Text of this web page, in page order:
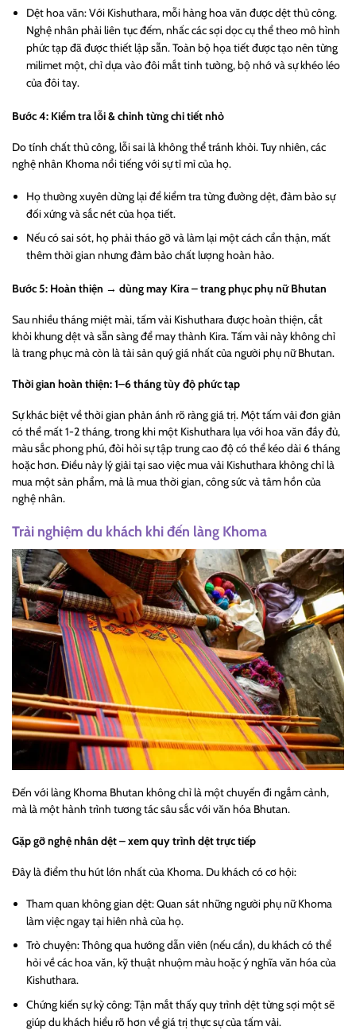
Dệt hoa văn: Với Kishuthara, mỗi hàng hoa văn được dệt thủ công.
Nghệ nhân phải liên tục đếm, nhấc các sợi dọc cụ thể theo mô hình
phức tạp đã được thiết lập sẵn. Toàn bộ họa tiết được tạo nên từng
milimet một, chỉ dựa vào đôi mắt tinh tường, bộ nhớ và sự khéo léo
của đôi tay.
Bước 4: Kiểm tra lỗi & chỉnh từng chi tiết nhỏ
Do tính chất thủ công, lỗi sai là không thể tránh khỏi. Tuy nhiên, các
nghệ nhân Khoma nổi tiếng với sự tỉ mỉ của họ.
Họ thường xuyên dừng lại để kiểm tra từng đường dệt, đảm bảo sự
đối xứng và sắc nét của họa tiết.
Nếu có sai sót, họ phải tháo gỡ và làm lại một cách cẩn thận, mất
thêm thời gian nhưng đảm bảo chất lượng hoàn hảo.
Bước 5: Hoàn thiện → dùng may Kira – trang phục phụ nữ Bhutan
Sau nhiều tháng miệt mài, tấm vải Kishuthara được hoàn thiện, cắt
khỏi khung dệt và sẵn sàng để may thành Kira. Tấm vải này không chỉ
là trang phục mà còn là tài sản quý giá nhất của người phụ nữ Bhutan.
Thời gian hoàn thiện: 1–6 tháng tùy độ phức tạp
Sự khác biệt về thời gian phản ánh rõ ràng giá trị. Một tấm vải đơn giản
có thể mất 1-2 tháng, trong khi một Kishuthara lụa với hoa văn đầy đủ,
màu sắc phong phú, đòi hỏi sự tập trung cao độ có thể kéo dài 6 tháng
hoặc hơn. Điều này lý giải tại sao việc mua vải Kishuthara không chỉ là
mua một sản phẩm, mà là mua thời gian, công sức và tâm hồn của
nghệ nhân.
Trải nghiệm du khách khi đến làng Khoma
Đến với làng Khoma Bhutan không chỉ là một chuyến đi ngắm cảnh,
mà là một hành trình tương tác sâu sắc với văn hóa Bhutan.
Gặp gỡ nghệ nhân dệt – xem quy trình dệt trực tiếp
Đây là điểm thu hút lớn nhất của Khoma. Du khách có cơ hội:
Tham quan không gian dệt: Quan sát những người phụ nữ Khoma
làm việc ngay tại hiên nhà của họ.
Trò chuyện: Thông qua hướng dẫn viên (nếu cần), du khách có thể
hỏi về các hoa văn, kỹ thuật nhuộm màu hoặc ý nghĩa văn hóa của
Kishuthara.
Chứng kiến sự kỳ công: Tận mắt thấy quy trình dệt từng sợi một sẽ
giúp du khách hiểu rõ hơn về giá trị thực sự của tấm vải.